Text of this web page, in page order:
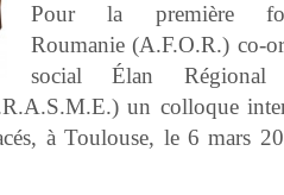
Pour la première
Roumanie (A.F.O.R.) co-
social Élan
un colloque
à Toulouse, le 6 mars